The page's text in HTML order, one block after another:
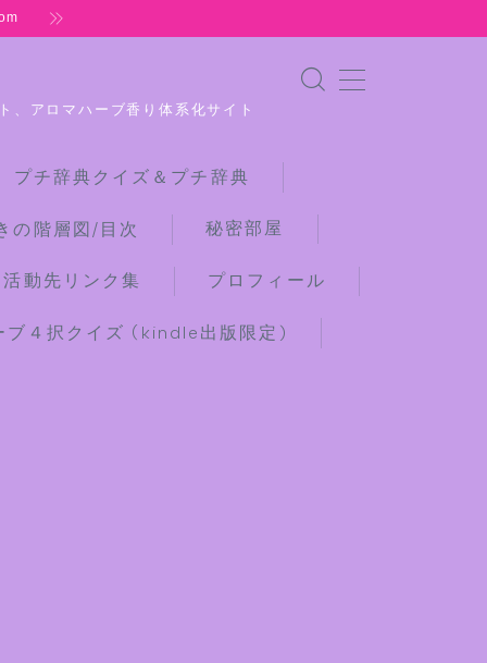
、アロマハーブ香り体系化サイト
チ辞典クイズ＆プチ辞典
の階層図/目次 秘密部屋
動先リンク集 プロフィール
４択クイズ (kindle出版限定)